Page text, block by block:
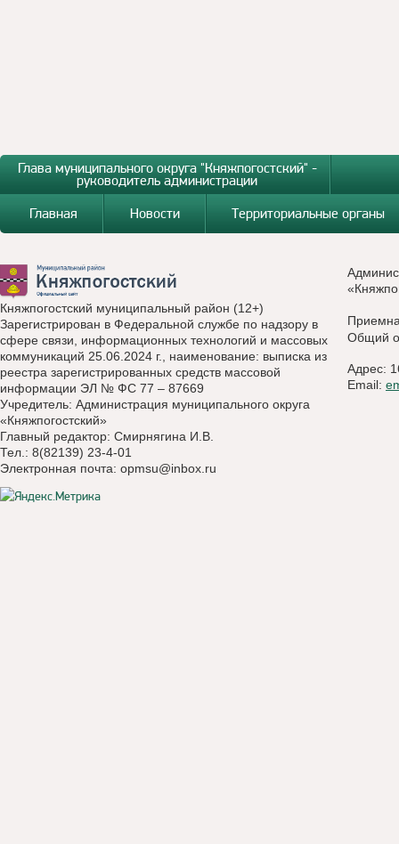
Глава муниципального округа "Княжпогостский" -
руководитель администрации
Главная
Новости Территориальные органы
Княжпогостский муниципальный район (12+)
Зарегистрирован в Федеральной службе по надзору в
сфере связи, информационных технологий и массовых
коммуникаций 25.06.2024 г., наименование: выписка из
реестра зарегистрированных средств массовой
информации ЭЛ № ФС 77 – 87669
Учредитель: Администрация муниципального округа
«Княжпогостский»
Главный редактор: Смирнягина И.В.
Тел.: 8(82139) 23-4-01
Электронная почта: opmsu@inbox.ru
Общий
Адрес:
Email: